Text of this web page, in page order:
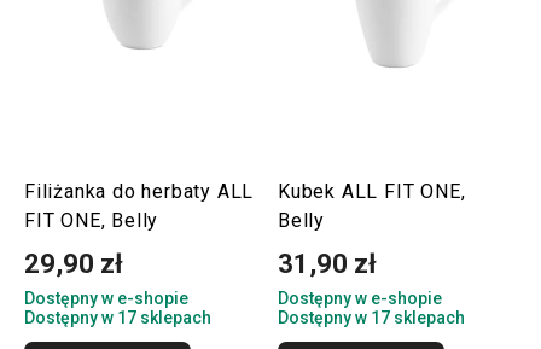
Filiżanka do herbaty ALL
FIT ONE, Belly
29,90 zł
Dostępny w e-shopie
Dostępny w 17 sklepach
Kubek ALL FIT ONE,
Belly
31,90 zł
Dostępny w e-shopie
Dostępny w 17 sklepach